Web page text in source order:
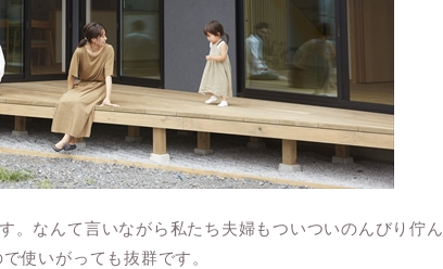
。なんて言いながら私たち夫婦もついついのんびり佇ん
使いがっても抜群です。